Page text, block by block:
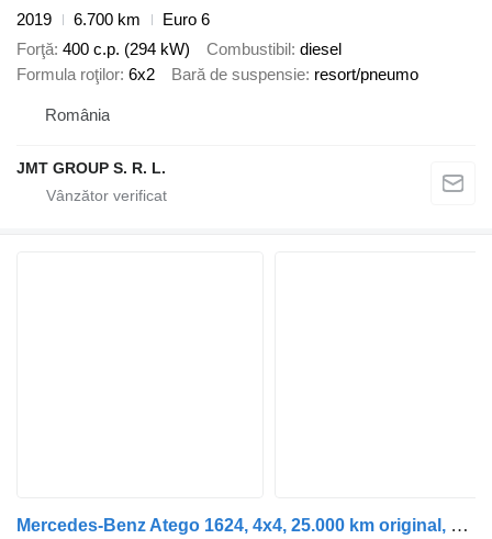
2019
6.700 km
Euro 6
Forţă 400 c.p. (294 kW) Combustibil diesel
Formula roţilor 6x2 Bară de suspensie resort/pneumo
România
JMT GROUP S. R. L.
Mercedes-Benz Atego 1624, 4x4, 25.000 km original, Meiller